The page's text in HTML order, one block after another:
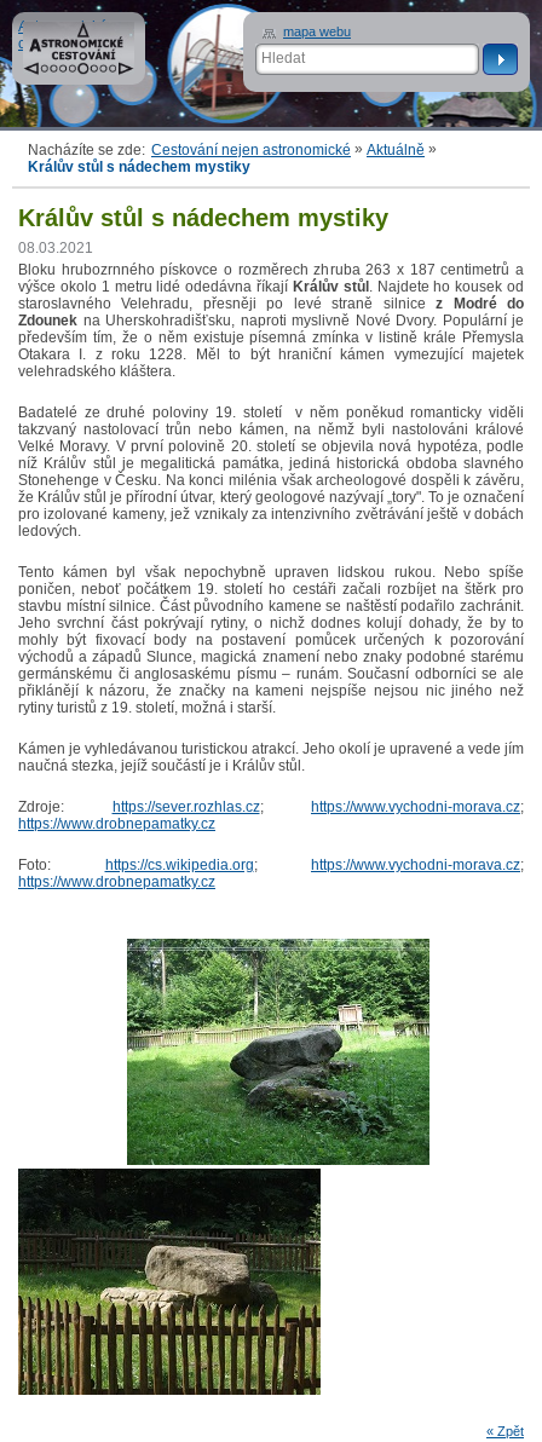
Astronomické
cestování
Nacházíte se zde: Cestování nejen astronomické » Aktuálně »
Králův stůl s nádechem mystiky
Králův stůl s nádechem mystiky
08.03.2021
Bloku hrubozrnného pískovce o rozměrech zhruba 263 x 187 centimetrů a
výšce okolo 1 metru lidé odedávna říkají Králův stůl . Najdete ho kousek od
staroslavného Velehradu, přesněji po levé straně silnicez Modré do
Zdounek na Uherskohradišťsku, naproti myslivně Nové Dvory. Populární je
především tím, že o něm existuje písemná zmínka v listině krále Přemysla
Otakara I. z roku 1228. Měl to být hraniční kámen vymezující majetek
velehradského kláštera.
Badatelé ze druhé poloviny 19. století v něm poněkud romanticky viděli
takzvaný nastolovací trůn nebo kámen, na němž byli nastolováni králové
Velké Moravy. V první polovině 20. století se objevila nová hypotéza, podle
níž Králův stůl je megalitická památka, jediná historická obdoba slavného
Stonehenge v Česku. Na konci milénia však archeologové dospěli k závěru,
že Králův stůl je přírodní útvar, který geologové nazývají „tory". To je označení
pro izolované kameny, jež vznikaly za intenzivního zvětrávání ještě v dobách
ledových.
Tento kámen byl však nepochybně upraven lidskou rukou. Nebo spíše
poničen, neboť počátkem 19. století ho cestáři začali rozbíjet na štěrk pro
stavbu místní silnice. Část původního kamene se naštěstí podařilo zachránit.
Jeho svrchní část pokrývají rytiny, o nichž dodnes kolují dohady, že by to
mohly být fixovací body na postavení pomůcek určených k pozorování
východů a západů Slunce, magická znamení nebo znaky podobné starému
germánskému či anglosaskému písmu – runám. Současní odborníci se ale
přiklánějí k názoru, že značky na kameni nejspíše nejsou nic jiného než
rytiny turistů z 19. století, možná i starší.
Kámen je vyhledávanou turistickou atrakcí. Jeho okolí je upravené a vede jím
naučná stezka, jejíž součástí je i Králův stůl.
Zdroje: https://sever.rozhlas.cz; https://www.vychodni-morava.cz;
https://www.drobnepamatky.cz
Foto: https://cs.wikipedia.org; https://www.vychodni-morava.cz;
https://www.drobnepamatky.cz
« Zpět
mapa webu